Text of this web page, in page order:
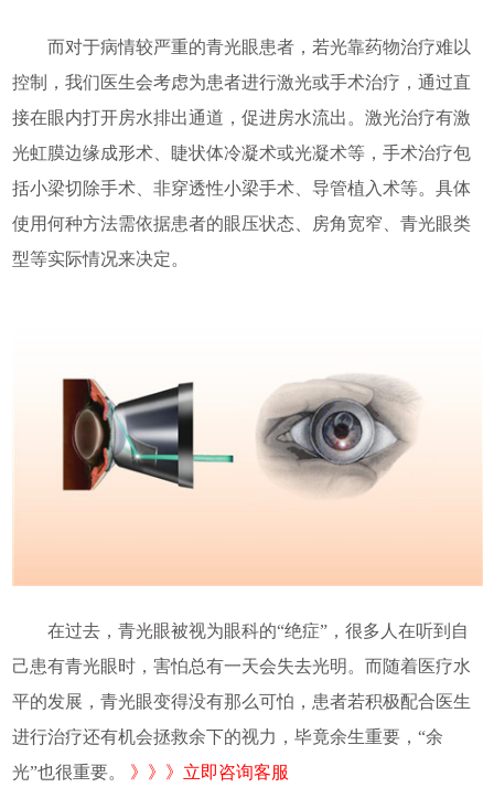
而对于病情较严重的青光眼患者，若光靠药物治疗难以
控制，我们医生会考虑为患者进行激光或手术治疗，通过直
接在眼内打开房水排出通道，促进房水流出。激光治疗有激
光虹膜边缘成形术、睫状体冷凝术或光凝术等，手术治疗包
括小梁切除手术、非穿透性小梁手术、导管植入术等。具体
使用何种方法需依据患者的眼压状态、房角宽窄、青光眼类
型等实际情况来决定。
在过去，青光眼被视为眼科的“绝症”，很多人在听到自
己患有青光眼时，害怕总有一天会失去光明。而随着医疗水
平的发展，青光眼变得没有那么可怕，患者若积极配合医生
进行治疗还有机会拯救余下的视力，毕竟余生重要，“余
光”也很重要。 》》》立即咨询客服